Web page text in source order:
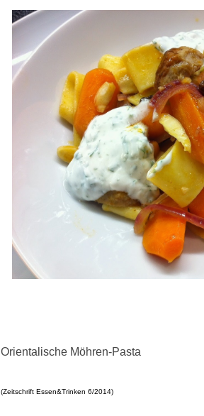
Orientalische Möhren-Pasta
(Zeitschrift Essen&Trinken 6/2014)